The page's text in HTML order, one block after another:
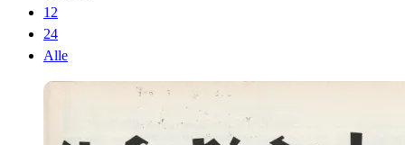
12
24
Alle